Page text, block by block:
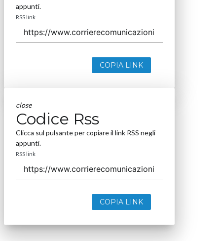
appunti.
RSS link
COPIA LINK
close
Codice Rss
Clicca sul pulsante per copiare il link RSS negli
appunti.
RSS link
COPIA LINK